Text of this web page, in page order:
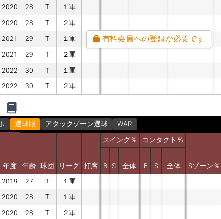
2020
28 T
１軍
2020
28 T
２軍
2021
29 T
１軍
2021
29 T
２軍
2022
30 T
１軍
2022
30 T ２軍
有料会員への登録が必要です
選球眼 アタックゾーン選球
WAR
スイング％
コンタクト％
年度 年齢 球団 リーグ 打席 B S 全体 B S 全体
Sゾーン％
2019
27 T
１軍
2020
28 T
１軍
2020
28 T
２軍